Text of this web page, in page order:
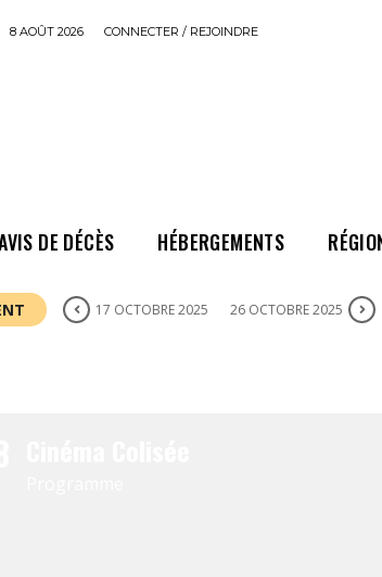
8 AOÛT 2026 CONNECTER / REJOINDRE
DE DÉCÈS HÉBERGEMENTS
17 OCTOBRE 2025 26 OCTOBRE 2025